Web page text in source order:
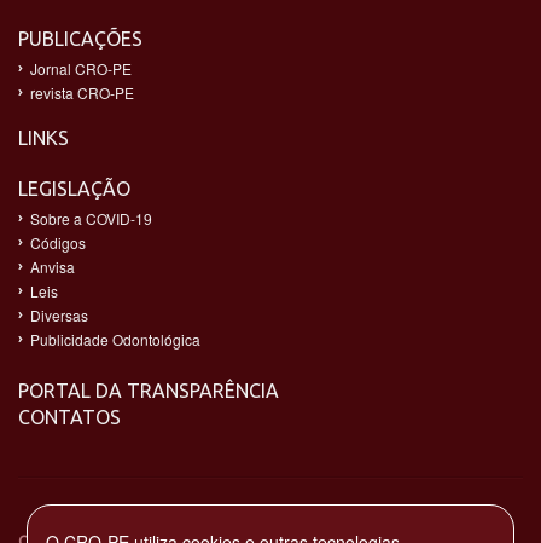
PUBLICAÇÕES
Jornal CRO-PE
revista CRO-PE
LINKS
LEGISLAÇÃO
Sobre a COVID-19
Códigos
Anvisa
Leis
Diversas
Publicidade Odontológica
PORTAL DA TRANSPARÊNCIA
CONTATOS